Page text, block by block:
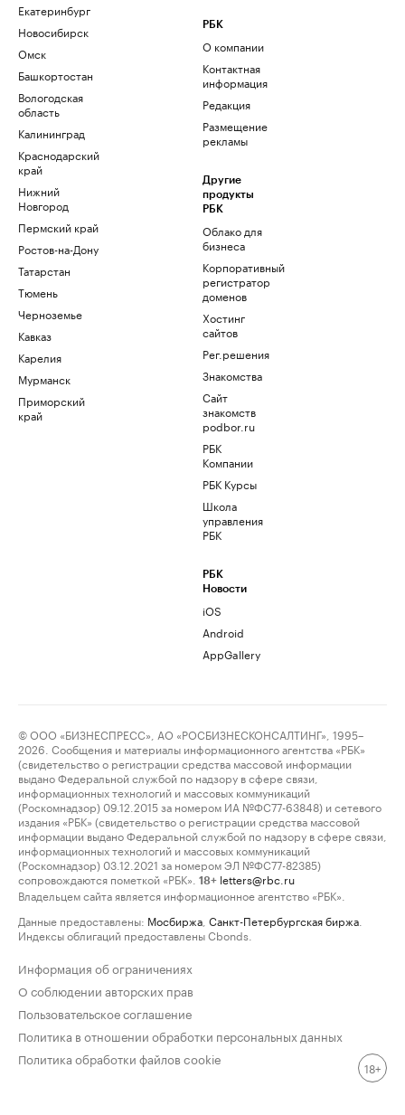
Екатеринбург
Новосибирск
Омск
Башкортостан
Вологодская
область
Калининград
Краснодарский
край
Нижний
Новгород
Пермский край
Ростов-на-Дону
Татарстан
Тюмень
Черноземье
Кавказ
Карелия
Мурманск
Приморский
край
РБК
О компании
Контактная
информация
Редакция
Размещение
рекламы
Другие
продукты
РБК
Облако для
бизнеса
Корпоративный
регистратор
доменов
Хостинг
сайтов
Рег.решения
Знакомства
Сайт
знакомств
podbor.ru
РБК
Компании
РБК Курсы
Школа
управления
РБК
РБК
Новости
iOS
Android
AppGallery
© ООО «БИЗНЕСПРЕСС», АО «РОСБИЗНЕСКОНСАЛТИНГ», 1995–
2026. Сообщения и материалы информационного агентства «РБК»
(свидетельство о регистрации средства массовой информации
выдано Федеральной службой по надзору в сфере связи,
информационных технологий и массовых коммуникаций
(Роскомнадзор) 09.12.2015 за номером ИА №ФС77-63848) и сетевого
издания «РБК» (свидетельство о регистрации средства массовой
информации выдано Федеральной службой по надзору в сфере связи,
информационных технологий и массовых коммуникаций
(Роскомнадзор) 03.12.2021 за номером ЭЛ №ФС77-82385)
сопровождаются пометкой «РБК».
18+ letters@rbc.ru
Владельцем сайта является информационное агентство «РБК».
Данные предоставлены: Мосбиржа Санкт-Петербургская биржа
Индексы облигаций предоставлены Cbonds.
Информация об ограничениях
О соблюдении авторских прав
Пользовательское соглашение
Политика в отношении обработки персональных данных
Политика обработки файлов cookie
18+